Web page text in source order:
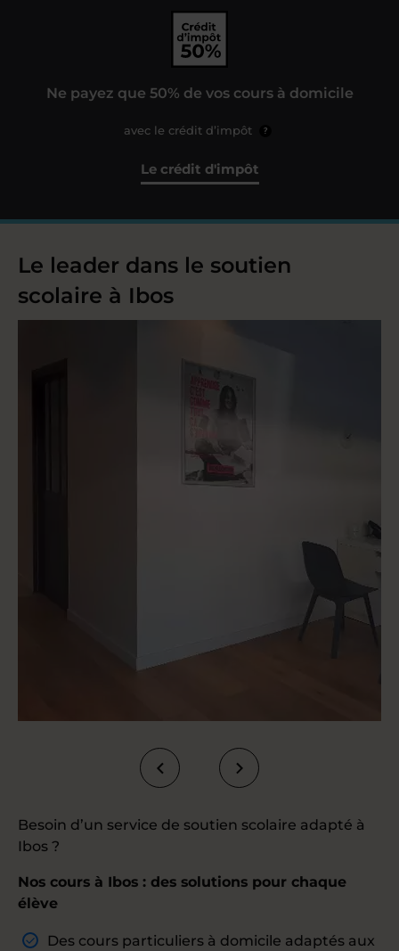
Ne payez que 50% de vos cours à domicile
avec le crédit d’impôt ?
Le crédit d'impôt
Le leader dans le soutien
scolaire à Ibos
Besoin d’un service de soutien scolaire adapté à
Ibos ?
Nos cours à Ibos : des solutions pour chaque
élève
Des cours particuliers à domicile adaptés aux